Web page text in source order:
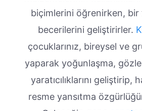
biçimlerini öğrenirken, bir
becerilerini geliştirirler.
çocuklarınız, bireysel ve
yaparak yoğunlaşma,
yaratıcılıklarını geliştirip,
resme yansıtma